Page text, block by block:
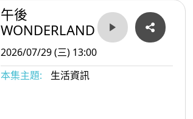
午後
WONDERLAND
2026/07/29 (三) 13:00
本集主題:
生活資訊